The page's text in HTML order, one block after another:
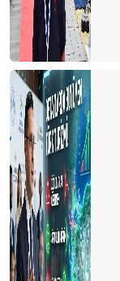
Siyasetin turizme
ITB Berlin Turizm
Otelciler arada kaldı
Otelciler,
Turizmde 2022’nin
Konaklama vergisi
1 Milyon turist
Turist sayısı
Doldur boşalt turizmi